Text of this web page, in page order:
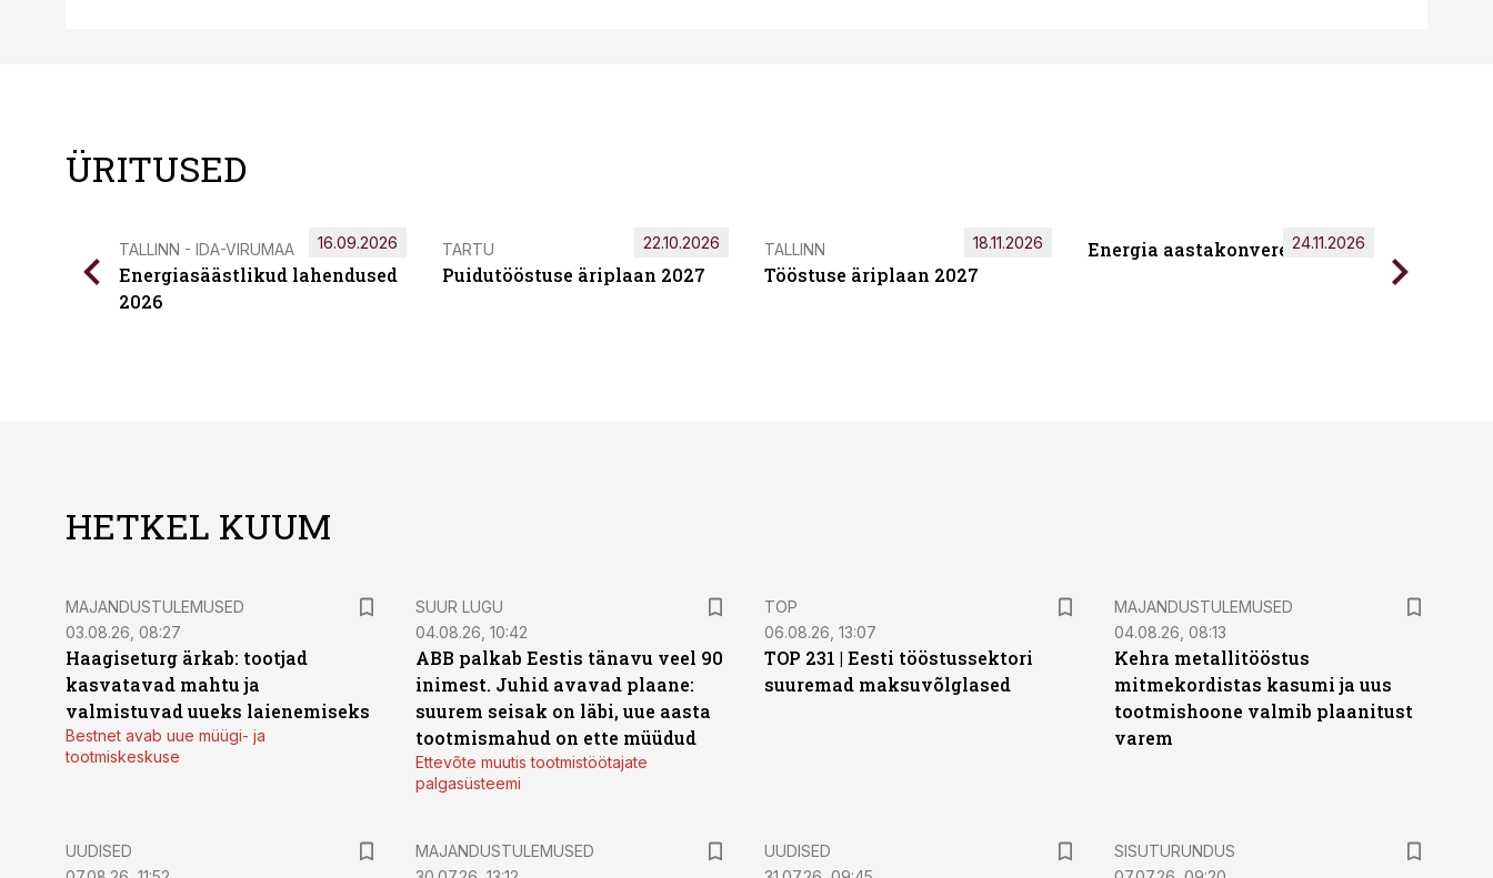
ÜRITUSED
TALLINN - IDA-VIRUMAA
Energiasäästlikud lahendused
2026
16.09.2026 TARTU
Puidutööstuse äriplaan 2027
22.10.2026 TALLINN
Tööstuse äriplaan 2027
18.11.2026 Energia aastakonverents 2026
24.11.2026
HETKEL KUUM
MAJANDUSTULEMUSED
03.08.26, 08:27
Haagiseturg ärkab: tootjad
kasvatavad mahtu ja
valmistuvad uueks laienemiseks
Bestnet avab uue müügi- ja
tootmiskeskuse
SUUR LUGU
04.08.26, 10:42
ABB palkab Eestis tänavu veel 90
inimest. Juhid avavad plaane:
suurem seisak on läbi, uue aasta
tootmismahud on ette müüdud
Ettevõte muutis tootmistöötajate
palgasüsteemi
TOP
06.08.26, 13:07
TOP 231 | Eesti tööstussektori
suuremad maksuvõlglased
MAJANDUSTULEMUSED
04.08.26, 08:13
Kehra metallitööstus
mitmekordistas kasumi ja uus
tootmishoone valmib plaanitust
varem
UUDISED
MAJANDUSTULEMUSED
UUDISED
ST
SISUTURUNDUS